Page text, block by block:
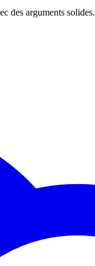
des arguments solides.